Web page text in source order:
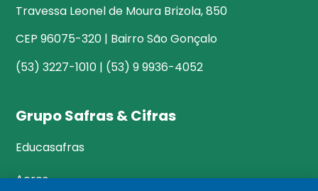
Travessa Leonel de Moura Brizola, 850
CEP 96075-320 | Bairro São Gonçalo
(53) 3227-1010 | (53) 9 9936-4052
Grupo Safras & Cifras
Educasafras
Acres